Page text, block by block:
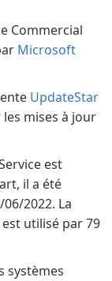
Commercial
Microsoft
UpdateStar
mises à jour
est
il a été
2022. La
utilisé par 79
systèmes